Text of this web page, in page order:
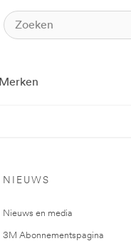
Merken
NIEUWS
Nieuws en media
3M Abonnementspagina